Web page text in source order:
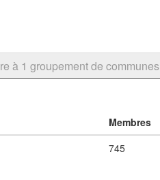
à 1 groupement de communes
Membres
745